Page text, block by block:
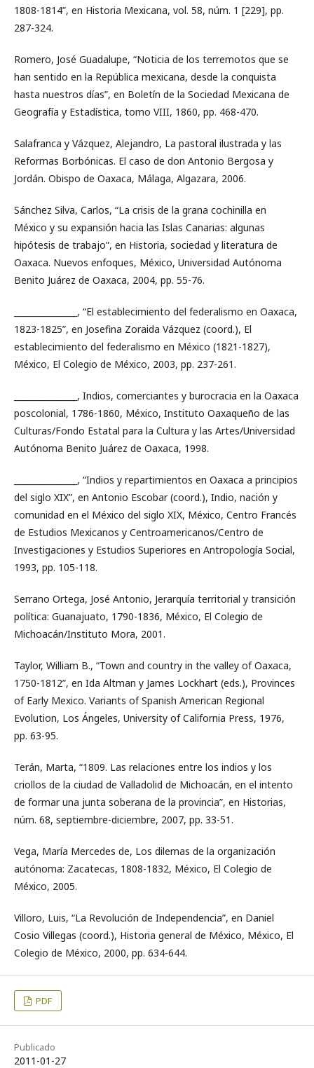
1808-1814”, en Historia Mexicana, vol. 58, núm. 1 [229], pp.
287-324.
Romero, José Guadalupe, “Noticia de los terremotos que se
han sentido en la República mexicana, desde la conquista
hasta nuestros días”, en Boletín de la Sociedad Mexicana de
Geografía y Estadística, tomo VIII, 1860, pp. 468-470.
Salafranca y Vázquez, Alejandro, La pastoral ilustrada y las
Reformas Borbónicas. El caso de don Antonio Bergosa y
Jordán. Obispo de Oaxaca, Málaga, Algazara, 2006.
Sánchez Silva, Carlos, “La crisis de la grana cochinilla en
México y su expansión hacia las Islas Canarias: algunas
hipótesis de trabajo”, en Historia, sociedad y literatura de
Oaxaca. Nuevos enfoques, México, Universidad Autónoma
Benito Juárez de Oaxaca, 2004, pp. 55-76.
_______________, “El establecimiento del federalismo en Oaxaca,
1823-1825”, en Josefina Zoraida Vázquez (coord.), El
establecimiento del federalismo en México (1821-1827),
México, El Colegio de México, 2003, pp. 237-261.
_______________, Indios, comerciantes y burocracia en la Oaxaca
poscolonial, 1786-1860, México, Instituto Oaxaqueño de las
Culturas/Fondo Estatal para la Cultura y las Artes/Universidad
Autónoma Benito Juárez de Oaxaca, 1998.
_______________, “Indios y repartimientos en Oaxaca a principios
del siglo XIX”, en Antonio Escobar (coord.), Indio, nación y
comunidad en el México del siglo XIX, México, Centro Francés
de Estudios Mexicanos y Centroamericanos/Centro de
Investigaciones y Estudios Superiores en Antropología Social,
1993, pp. 105-118.
Serrano Ortega, José Antonio, Jerarquía territorial y transición
política: Guanajuato, 1790-1836, México, El Colegio de
Michoacán/Instituto Mora, 2001.
Taylor, William B., “Town and country in the valley of Oaxaca,
1750-1812”, en Ida Altman y James Lockhart (eds.), Provinces
of Early Mexico. Variants of Spanish American Regional
Evolution, Los Ángeles, University of California Press, 1976,
pp. 63-95.
Terán, Marta, “1809. Las relaciones entre los indios y los
criollos de la ciudad de Valladolid de Michoacán, en el intento
de formar una junta soberana de la provincia”, en Historias,
núm. 68, septiembre-diciembre, 2007, pp. 33-51.
Vega, María Mercedes de, Los dilemas de la organización
autónoma: Zacatecas, 1808-1832, México, El Colegio de
México, 2005.
Villoro, Luis, “La Revolución de Independencia”, en Daniel
Cosio Villegas (coord.), Historia general de México, México, El
Colegio de México, 2000, pp. 634-644.
PDF
Publicado
2011-01-27